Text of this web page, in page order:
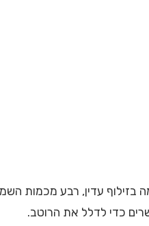
עדין, רבע מכמות
כדי לדלל את הרוטב.